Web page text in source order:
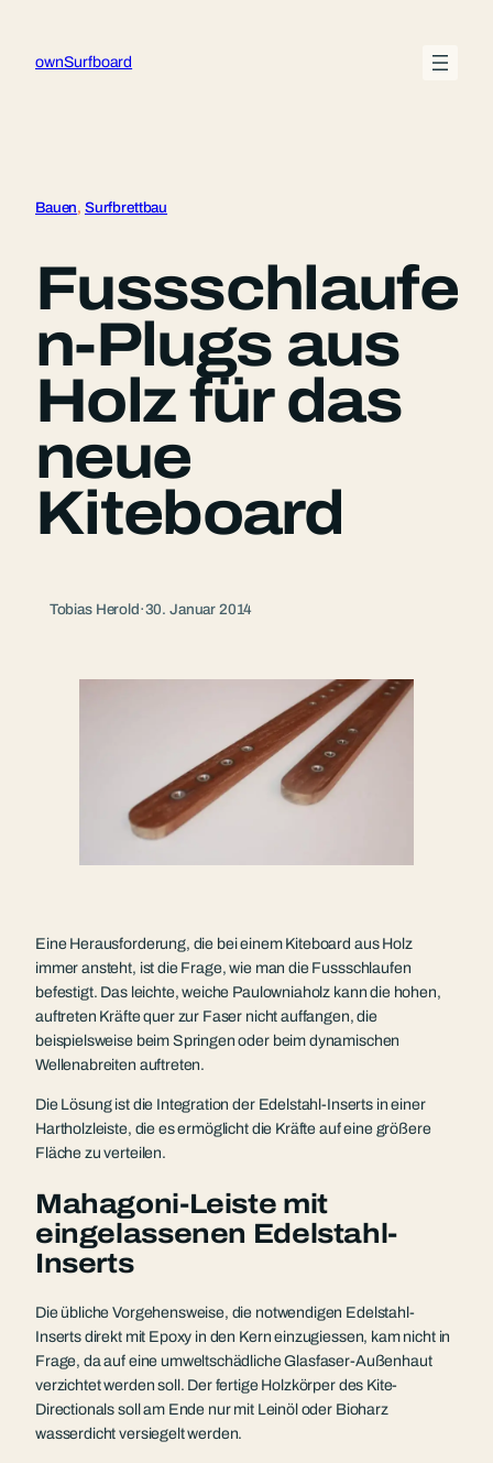
springen
ownSurfboard
Bauen, Surfbrettbau
Fussschlaufe
n-Plugs aus
Holz für das
neue
Kiteboard
Tobias Herold·30. Januar 2014
Eine Herausforderung, die bei einem Kiteboard aus Holz
immer ansteht, ist die Frage, wie man die Fussschlaufen
befestigt. Das leichte, weiche Paulowniaholz kann die hohen,
auftreten Kräfte quer zur Faser nicht auffangen, die
beispielsweise beim Springen oder beim dynamischen
Wellenabreiten auftreten.
Die Lösung ist die Integration der Edelstahl-Inserts in einer
Hartholzleiste, die es ermöglicht die Kräfte auf eine größere
Fläche zu verteilen.
Mahagoni-Leiste mit
eingelassenen Edelstahl-
Inserts
Die übliche Vorgehensweise, die notwendigen Edelstahl-
Inserts direkt mit Epoxy in den Kern einzugiessen, kam nicht in
Frage, da auf eine umweltschädliche Glasfaser-Außenhaut
verzichtet werden soll. Der fertige Holzkörper des Kite-
Directionals soll am Ende nur mit Leinöl oder Bioharz
wasserdicht versiegelt werden.